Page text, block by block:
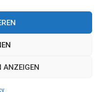
ANZEIGEN